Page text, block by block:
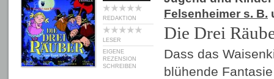
REDAKTION
LESER
EIGENE
REZENSION
SCHREIBEN
Felsenheimer s. B.
Die Drei
Dass das
blühende